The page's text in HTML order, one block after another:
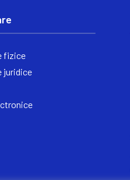
fizice
juridice